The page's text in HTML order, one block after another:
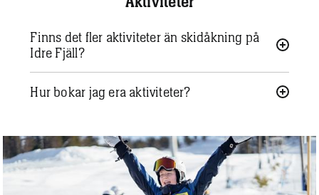
Finns det fler aktiviteter än skidåkning på
Idre Fjäll?
Hur bokar jag era aktiviteter?